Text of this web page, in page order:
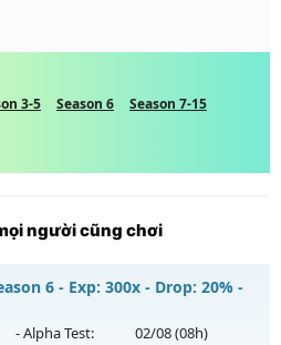
3-5 Season 6
Season 7-15
người cũng chơi
6 - Exp: 300x - Drop: 20% -
- Alpha Test: 02/08(08h)